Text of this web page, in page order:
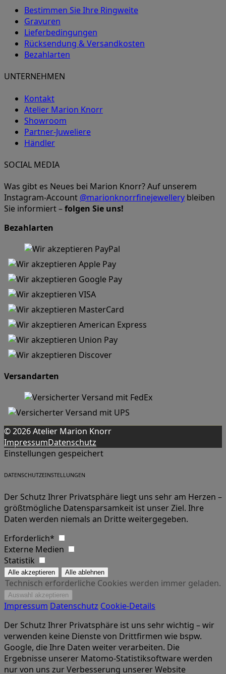
Bestimmen Sie Ihre Ringweite
Gravuren
Lieferbedingungen
Rücksendung & Versandkosten
Bezahlarten
UNTERNEHMEN
Kontakt
Atelier Marion Knorr
Showroom
Partner-Juweliere
Händler
SOCIAL MEDIA
Was gibt es Neues bei Marion Knorr? Auf unserem
Instagram-Account @marionknorrfinejewellery bleiben
Sie informiert –folgen Sie uns!
Bezahlarten
Versandarten
© 2026 Atelier Marion Knorr
ImpressumDatenschutz
Einstellungen gespeichert
DATENSCHUTZEINSTELLUNGEN
Der Schutz Ihrer Privatsphäre liegt uns sehr am Herzen –
größtmögliche Datensparsamkeit ist unser Ziel. Ihre
Daten werden niemals an Dritte weitergegeben.
Erforderlich*
Externe Medien
Statistik
Technisch erforderliche Cookies werden immer geladen.
Impressum Datenschutz Cookie-Details
Der Schutz Ihrer Privatsphäre ist uns sehr wichtig – wir
verwenden keine Dienste von Drittfirmen wie bspw.
Google, die Ihre Daten weiter verarbeiten. Die
Ergebnisse unserer Matomo-Statistiksoftware werden
nur von uns zur Verbesserung unserer Website